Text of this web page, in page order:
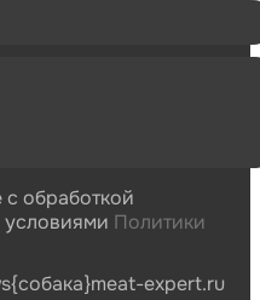
обработкой
условиями Политики
expert.ru